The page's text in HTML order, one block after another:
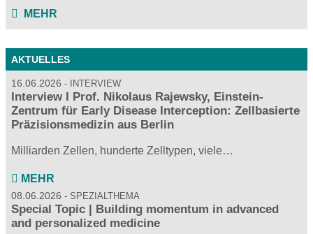
MEHR
AKTUELLES
16.06.2026 INTERVIEW
Interview I Prof. Nikolaus Rajewsky, Einstein-
Zentrum für Early Disease Interception: Zellbasierte
Präzisionsmedizin aus Berlin
Milliarden Zellen, hunderte Zelltypen, viele…
MEHR
08.06.2026 SPEZIALTHEMA
Special Topic | Building momentum in advanced
and personalized medicine